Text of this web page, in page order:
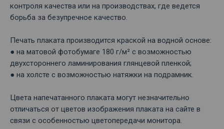
контроля качества или на производствах, где ведется
борьба за безупречное качество.
Печать плаката производится краской на водной основе:
● на матовой фотобумаге 180 г/м² с возможностью
двухстороннего ламинирования глянцевой пленкой;
● на холсте с возможностью натяжки на подрамник.
Цвета напечатанного плаката могут незначительно
отличаться от цветов изображения плаката на сайте в
связи с особенностью цветопередачи монитора.